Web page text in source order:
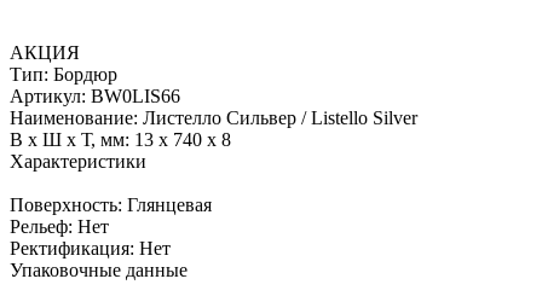
АКЦИЯ
Тип: Бордюр
Артикул: BW0LIS66
Наименование: Листелло Сильвер / Listello Silver
В x Ш x Т, мм: 13 x 740 x 8
Характеристики
Поверхность: Глянцевая
Рельеф: Нет
Ректификация: Нет
Упаковочные данные